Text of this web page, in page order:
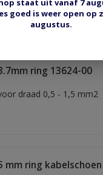
ring 13624-00
draad 0,5 - 1,5 mm2
mm ring kabelschoen
goed is weer open op
augustus.